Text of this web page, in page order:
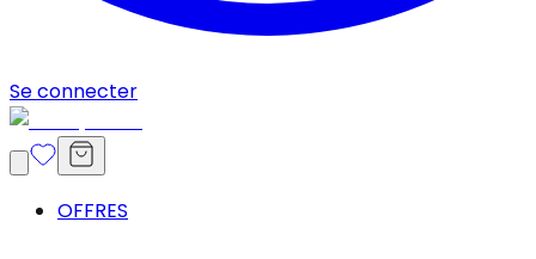
Se connecter
OFFRES